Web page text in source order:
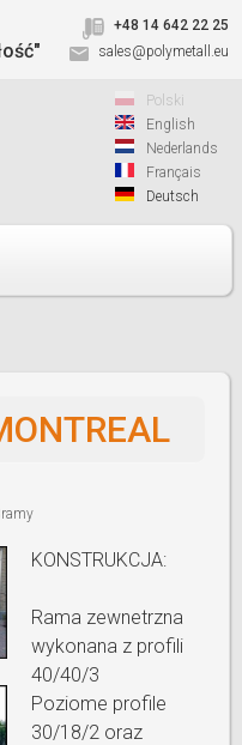
+48 14 642 22 25
sales@polymetall.eu
Polski
English
Nederlands
Français
Deutsch
KONSTRUKCJA:
Rama zewnetrzna
wykonana z profili
40/40/3
Poziome profile
30/18/2 oraz